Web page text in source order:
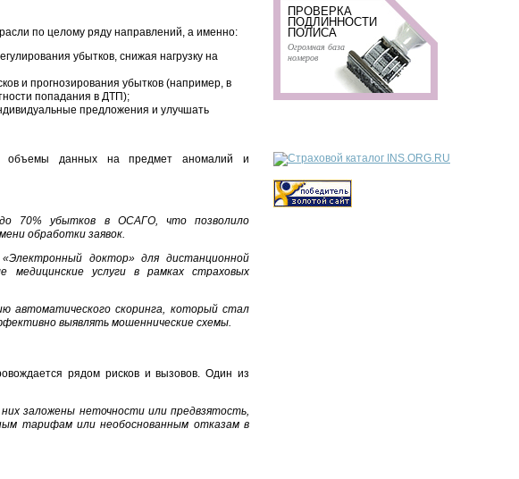
по целому ряду направлений, а именно:
убытков, снижая нагрузку на
и прогнозирования убытков (например, в
попадания в ДТП);
предложения и улучшать
объемы данных на предмет аномалий и
70% убытков в ОСАГО, что позволило
обработки заявок.
доктор» для дистанционной
медицинские услуги в рамках страховых
автоматического скоринга, который стал
выявлять мошеннические схемы.
рядом рисков и вызовов. Один из
заложены неточности или предвзятость,
тарифам или необоснованным отказам в
ПРОВЕРКА
ПОДЛИННОСТИ
ПОЛИСА
Огромная база
номеров